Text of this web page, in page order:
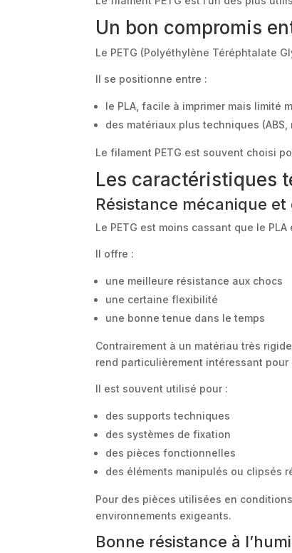
Un bon compromis
Le PETG (Polyéthylène Téréphtalate
Il se positionne entre :
le PLA, facile à imprimer mais limité
des matériaux plus techniques
Le filament PETG est souvent choisi
Les caractéristiques
Résistance mécanique
Le PETG est moins cassant que le
Il offre :
une meilleure résistance aux chocs
une certaine flexibilité
une bonne tenue dans le temps
Contrairement à un matériau très
rend particulièrement intéressant
Il est souvent utilisé pour :
des supports techniques
des systèmes de fixation
des pièces fonctionnelles
des éléments manipulés ou clipsés
Pour des pièces utilisées en
environnements exigeants.
Bonne résistance à